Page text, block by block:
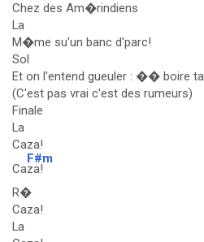
Chez des Am�rindiens
La
M�me su'un banc d'parc!
Sol
Et on l'entend gueuler : �� boire
(C'est pas vrai c'est des rumeurs)
Finale
La
Caza!
Ca
F#m
za!
R�
Caza!
La